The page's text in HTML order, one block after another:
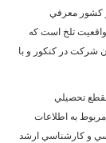
از کشور معرفي
واقعيت تلخ است که
بدون شرکت در کنکور و با
در مقطع تحصيلي
به اطلاعات
و کارشناسي ارشد